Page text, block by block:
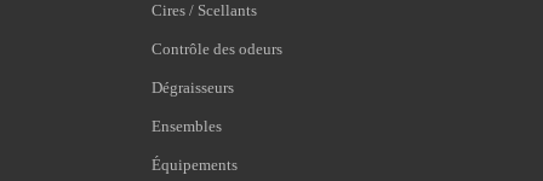
Cires / Scellants
Contrôle des odeurs
Dégraisseurs
Ensembles
Équipements